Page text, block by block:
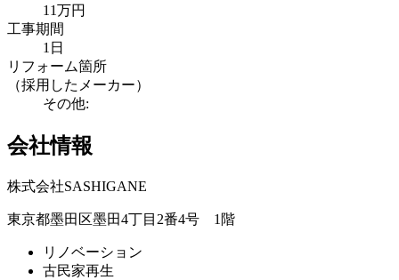
11万円
工事期間
1日
リフォーム箇所
（採用したメーカー）
その他:
会社情報
株式会社SASHIGANE
東京都墨田区墨田4丁目2番4号 1階
リノベーション
古民家再生